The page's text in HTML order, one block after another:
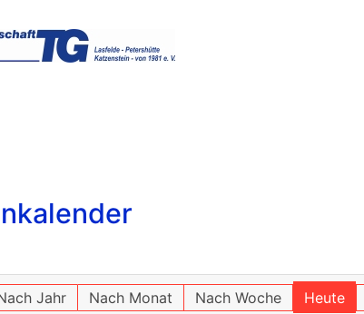
Jahr Nach Monat Nach Woche Heute